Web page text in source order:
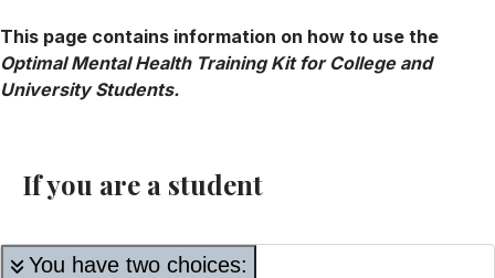
This page contains information on how to use the
Optimal Mental Health Training Kit for College and
University Students.
If you are a student
You have two choices: